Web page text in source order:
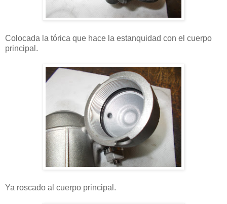
Colocada la tórica que hace la estanquidad con el cuerpo
principal.
Ya roscado al cuerpo principal.